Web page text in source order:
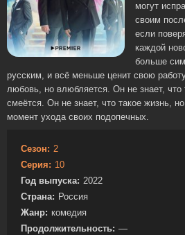
могут
своим
если
каждой
больше
русским, и всё меньше ценит свою
любовь, но влюбляется. Он не знает,
смеётся. Он не знает, что такое жизнь,
момент ухода своих подопечных.
Сезон: 2
Серия: 10
Год выпуска: 2022
Страна: Россия
Жанр: комедия
Продолжительность: —